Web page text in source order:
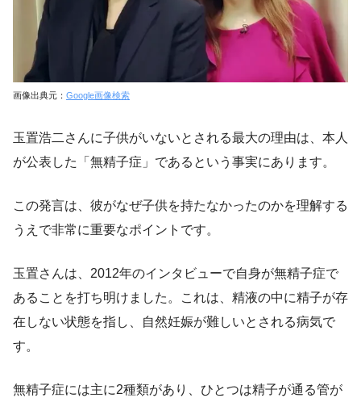
画像出典元： Google画像検索
玉置浩二さんに子供がいないとされる最大の理由は、本人
が公表した「無精子症」であるという事実にあります。
この発言は、彼がなぜ子供を持たなかったのかを理解する
うえで非常に重要なポイントです。
玉置さんは、2012年のインタビューで自身が無精子症で
あることを打ち明けました。これは、精液の中に精子が存
在しない状態を指し、自然妊娠が難しいとされる病気で
す。
無精子症には主に2種類があり、ひとつは精子が通る管が